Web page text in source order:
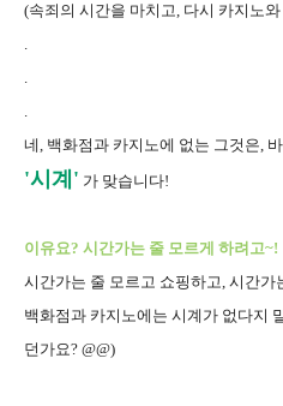
(속죄의 시간을 마치고, 다시 카지노
.
.
.
네, 백화점과 카지노에 없는 그것은,
'시계' 가 맞습니다!
이유요? 시간가는 줄 모르게 하려고~!
시간가는 줄 모르고 쇼핑하고, 시간가
백화점과 카지노에는 시계가 없다지
던가요? @@)